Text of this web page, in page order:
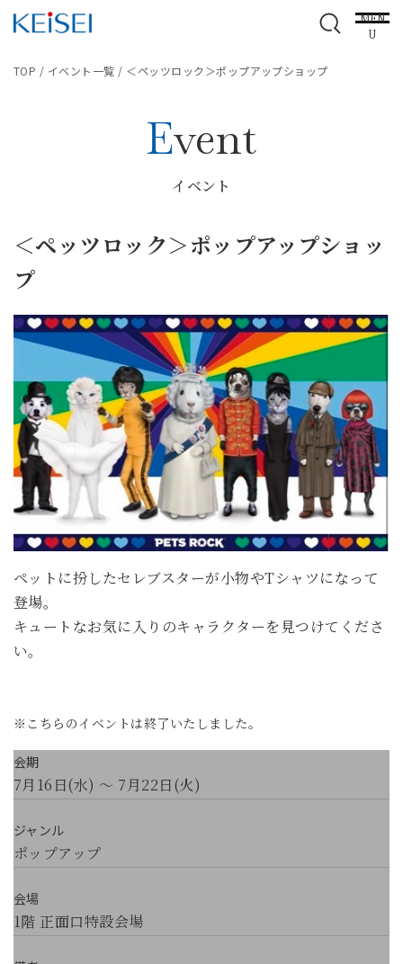
MEN
U
TOP / イベント一覧 / ＜ペッツロック＞ポップアップショップ
Event
イベント
＜ペッツロック＞ポップアップショッ
プ
ペットに扮したセレブスターが小物やTシャツになって
登場。
キュートなお気に入りのキャラクターを見つけてくださ
い。
※こちらのイベントは終了いたしました。
会期
7月16日(水) ～ 7月22日(火)
ジャンル
ポップアップ
会場
1階 正面口特設会場